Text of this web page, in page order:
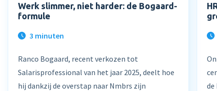
Werk slimmer, niet harder: de Bogaard-
formule
3 minuten
Ranco Bogaard, recent verkozen tot
Salarisprofessional van het jaar 2025, deelt hoe
hij dankzij de overstap naar Nmbrs zijn